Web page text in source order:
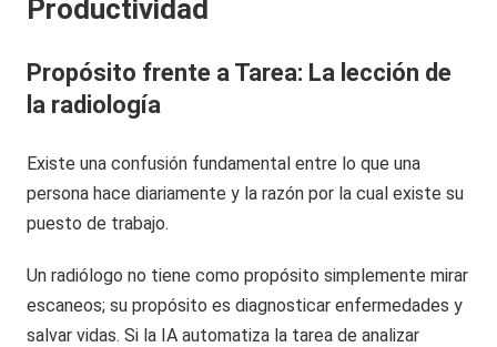
Productividad
Propósito frente a Tarea: La lección de
la radiología
Existe una confusión fundamental entre lo que una
persona hace diariamente y la razón por la cual existe su
puesto de trabajo.
Un radiólogo no tiene como propósito simplemente mirar
escaneos; su propósito es diagnosticar enfermedades y
salvar vidas. Si la IA automatiza la tarea de analizar